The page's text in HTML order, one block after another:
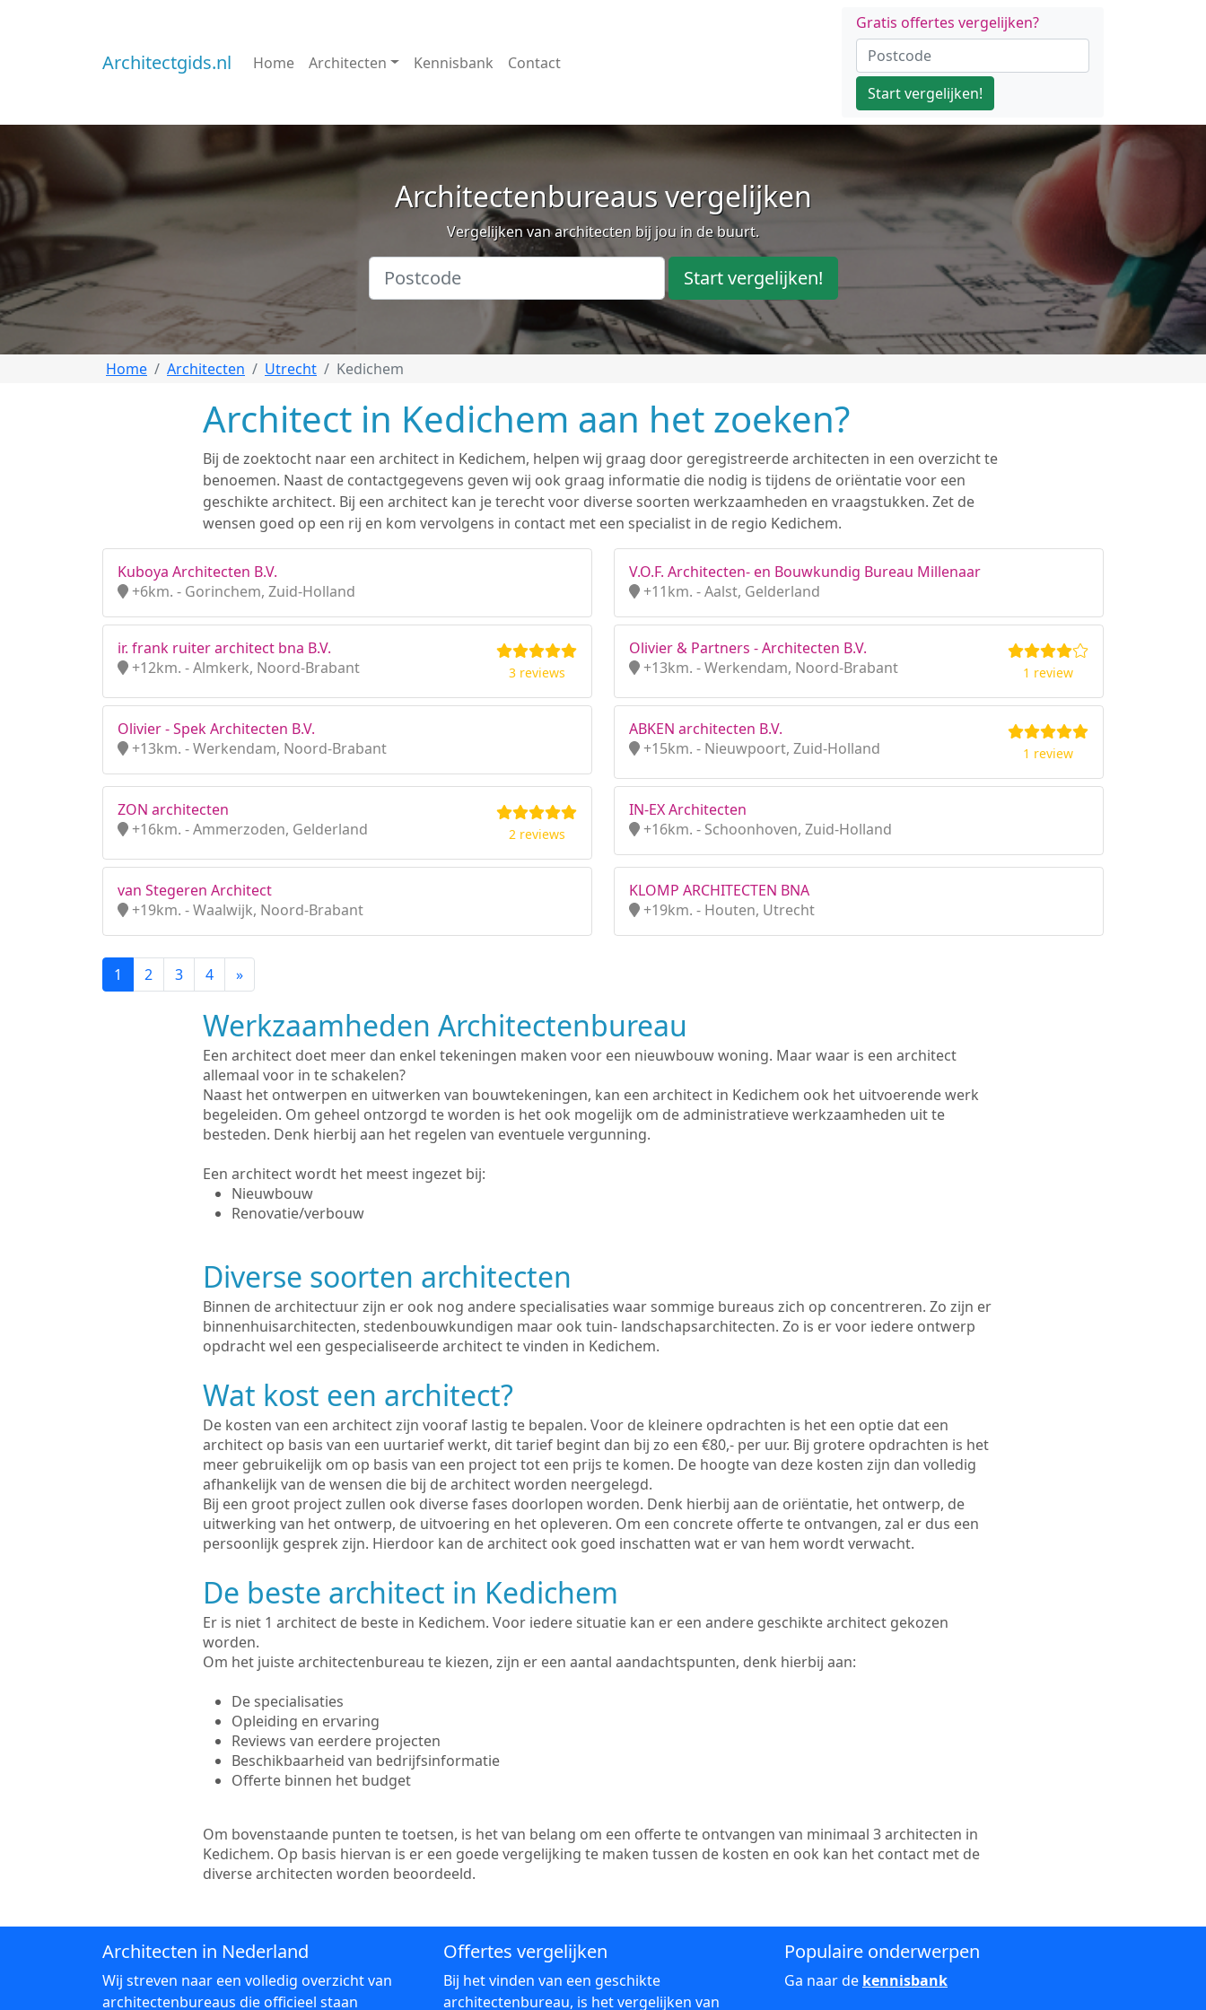
Architectgids.nl Home Architecten Kennisbank Contact
Gratis offertes vergelijken?
Start vergelijken!
Architectenbureaus vergelijken
Vergelijken van architecten bij jou in de buurt.
Start vergelijken!
Home Architecten Utrecht Kedichem
Architect in Kedichem aan het zoeken?
Bij de zoektocht naar een architect in Kedichem, helpen wij graag door geregistreerde architecten in een overzicht te
benoemen. Naast de contactgegevens geven wij ook graag informatie die nodig is tijdens de oriëntatie voor een
geschikte architect. Bij een architect kan je terecht voor diverse soorten werkzaamheden en vraagstukken. Zet de
wensen goed op een rij en kom vervolgens in contact met een specialist in de regio Kedichem.
Kuboya Architecten B.V.
+6km. - Gorinchem, Zuid-Holland
V.O.F. Architecten- en Bouwkundig Bureau Millenaar
+11km. - Aalst, Gelderland
ir. frank ruiter architect bna B.V.
+12km. - Almkerk, Noord-Brabant
3 reviews
Olivier & Partners - Architecten B.V.
+13km. - Werkendam, Noord-Brabant
1 review
Olivier - Spek Architecten B.V.
+13km. - Werkendam, Noord-Brabant
ABKEN architecten B.V.
+15km. - Nieuwpoort, Zuid-Holland
1 review
ZON architecten
+16km. - Ammerzoden, Gelderland
2 reviews
IN-EX Architecten
+16km. - Schoonhoven, Zuid-Holland
van Stegeren Architect
+19km. - Waalwijk, Noord-Brabant
KLOMP ARCHITECTEN BNA
+19km. - Houten, Utrecht
1 2 3 4 »
Werkzaamheden Architectenbureau
Een architect doet meer dan enkel tekeningen maken voor een nieuwbouw woning. Maar waar is een architect
allemaal voor in te schakelen?
Naast het ontwerpen en uitwerken van bouwtekeningen, kan een architect in Kedichem ook het uitvoerende werk
begeleiden. Om geheel ontzorgd te worden is het ook mogelijk om de administratieve werkzaamheden uit te
besteden. Denk hierbij aan het regelen van eventuele vergunning.
Een architect wordt het meest ingezet bij:
Nieuwbouw
Renovatie/verbouw
Diverse soorten architecten
Binnen de architectuur zijn er ook nog andere specialisaties waar sommige bureaus zich op concentreren. Zo zijn er
binnenhuisarchitecten, stedenbouwkundigen maar ook tuin- landschapsarchitecten. Zo is er voor iedere ontwerp
opdracht wel een gespecialiseerde architect te vinden in Kedichem.
Wat kost een architect?
De kosten van een architect zijn vooraf lastig te bepalen. Voor de kleinere opdrachten is het een optie dat een
architect op basis van een uurtarief werkt, dit tarief begint dan bij zo een €80,- per uur. Bij grotere opdrachten is het
meer gebruikelijk om op basis van een project tot een prijs te komen. De hoogte van deze kosten zijn dan volledig
afhankelijk van de wensen die bij de architect worden neergelegd.
Bij een groot project zullen ook diverse fases doorlopen worden. Denk hierbij aan de oriëntatie, het ontwerp, de
uitwerking van het ontwerp, de uitvoering en het opleveren. Om een concrete offerte te ontvangen, zal er dus een
persoonlijk gesprek zijn. Hierdoor kan de architect ook goed inschatten wat er van hem wordt verwacht.
De beste architect in Kedichem
Er is niet 1 architect de beste in Kedichem. Voor iedere situatie kan er een andere geschikte architect gekozen
worden.
Om het juiste architectenbureau te kiezen, zijn er een aantal aandachtspunten, denk hierbij aan:
De specialisaties
Opleiding en ervaring
Reviews van eerdere projecten
Beschikbaarheid van bedrijfsinformatie
Offerte binnen het budget
Om bovenstaande punten te toetsen, is het van belang om een offerte te ontvangen van minimaal 3 architecten in
Kedichem. Op basis hiervan is er een goede vergelijking te maken tussen de kosten en ook kan het contact met de
diverse architecten worden beoordeeld.
Architecten in Nederland
Wij streven naar een volledig overzicht van
architectenbureaus die officieel staan
Offertes vergelijken
Bij het vinden van een geschikte
architectenbureau, is het vergelijken van
Populaire onderwerpen
Ga naar de kennisbank